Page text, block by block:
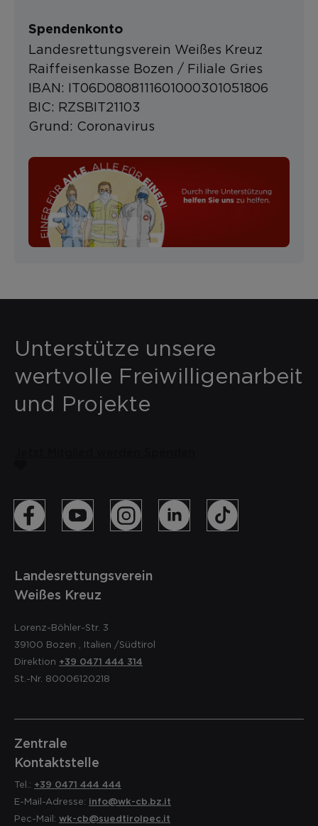
Spendenkonto
Landesrettungsverein Weißes Kreuz
Raiffeisenkasse Bozen / Filiale Gries
IBAN: IT06D0808111601000301051806
BIC: RZSBIT21103
Grund: Coronavirus
Unterstütze unsere
wertvolle Freiwilligenarbeit
und Projekte
Landesrettungsverein
Weißes Kreuz
Lorenz-Böhler-Str. 3
39100 Bozen Italien /Südtirol
Direktion +39 0471 444 314
St.-Nr. 80006120218
Zentrale
Kontaktstelle
Tel.: +39 0471 444 444
E-Mail-Adresse: info@wk-cb.bz.it
Pec-Mail: wk-cb@suedtirolpec.it